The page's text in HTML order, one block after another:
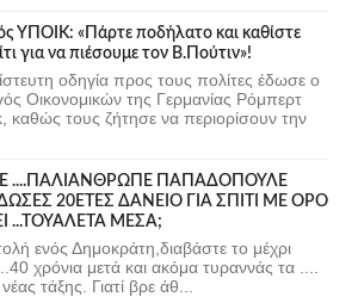
ΥΠΟΙΚ: «Πάρτε ποδήλατο και καθίστε
για να πιέσουμε τον Β.Πούτιν»!
οδηγία προς τους πολίτες έδωσε ο
Οικονομικών της Γερμανίας Ρόμπερτ
καθώς τους ζήτησε να περιορίσουν την
ΡΕ ....ΠΑΛΙΑΝΘΡΩΠΕ ΠΑΠΑΔΟΠΟΥΛΕ
20ΕΤΕΣ ΔΑΝΕΙΟ ΓΙΑ ΣΠΙΤΙ ΜΕ ΟΡΟ
...ΤΟΥΑΛΕΤΑ ΜΕΣΑ;
ενός Δημοκράτη,διαβάστε το μέχρι
χρόνια μετά και ακόμα τυραννάς τα ....
τάξης. Γιατί βρε άθ...